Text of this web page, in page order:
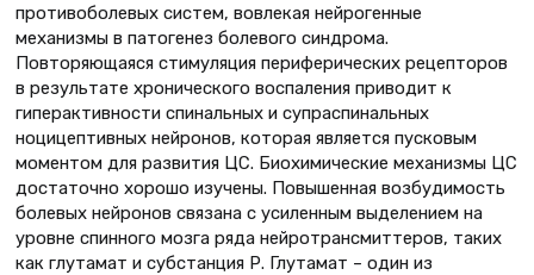
противоболевых систем, вовлекая нейрогенные
механизмы в патогенез болевого синдрома.
Повторяющаяся стимуляция периферических рецепторов
в результате хронического воспаления приводит к
гиперактивности спинальных и супраспинальных
ноцицептивных нейронов, которая является пусковым
моментом для развития ЦС. Биохимические механизмы ЦС
достаточно хорошо изучены. Повышенная возбудимость
болевых нейронов связана с усиленным выделением на
уровне спинного мозга ряда нейротрансмиттеров, таких
как глутамат и субстанция Р. Глутамат – один из